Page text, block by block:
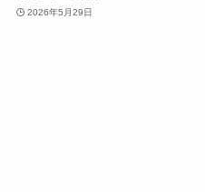
2026年5月29日